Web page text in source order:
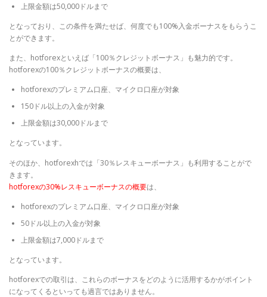
上限金額は50,000ドルまで
となっており、この条件を満たせば、何度でも100%入金ボーナスをもらうこ
とができます。
また、hotforexといえば「100％クレジットボーナス」も魅力的です。
hotforexの100％クレジットボーナスの概要は、
hotforexのプレミアム口座、マイクロ口座が対象
150ドル以上の入金が対象
上限金額は30,000ドルまで
となっています。
そのほか、hotforexhでは「30％レスキューボーナス」も利用することがで
きます。
hotforexの30%レスキューボーナスの概要は、
hotforexのプレミアム口座、マイクロ口座が対象
50ドル以上の入金が対象
上限金額は7,000ドルまで
となっています。
hotforexでの取引は、これらのボーナスをどのように活用するかがポイント
になってくるといっても過言ではありません。